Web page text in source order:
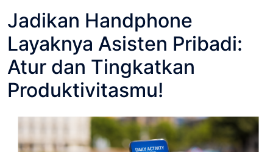
Jadikan Handphone
Layaknya Asisten Pribadi:
Atur dan Tingkatkan
Produktivitasmu!